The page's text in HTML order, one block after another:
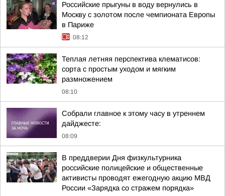
Российские прыгуны в воду вернулись в
Москву с золотом после чемпионата Европы
в Париже
08:12
Теплая летняя перспектива клематисов:
сорта с простым уходом и мягким
размножением
08:10
Собрали главное к этому часу в утреннем
дайджесте:
08:09
В преддверии Дня физкультурника
российские полицейские и общественные
активисты проводят ежегодную акцию МВД
России «Зарядка со стражем порядка»